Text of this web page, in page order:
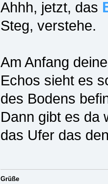
Ahhh, jetzt, das
Steg, verstehe.
Am Anfang
Echos sieht es
des Bodens
Dann gibt es da
das Ufer das
Grüße